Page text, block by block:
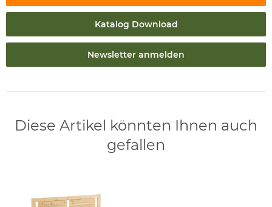
Katalog Download
Newsletter anmelden
Diese Artikel könnten Ihnen auch
gefallen